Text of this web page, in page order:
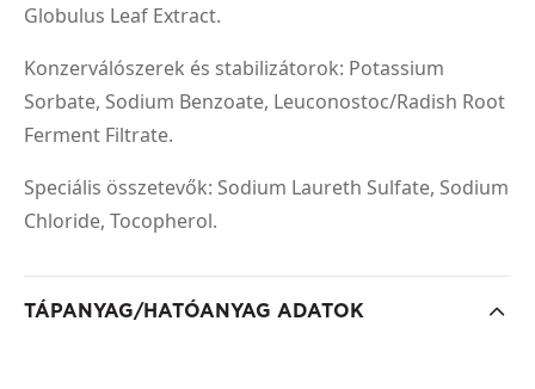
Globulus Leaf Extract.
Konzerválószerek és stabilizátorok: Potassium
Sorbate, Sodium Benzoate, Leuconostoc/Radish Root
Ferment Filtrate.
Speciális összetevők: Sodium Laureth Sulfate, Sodium
Chloride, Tocopherol.
TÁPANYAG/HATÓANYAG ADATOK